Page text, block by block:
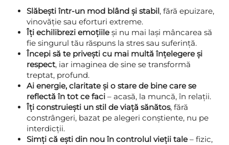
Slăbești într-un mod blând și stabil, fără epuizare,
vinovăție sau eforturi extreme.
Îți echilibrezi emoțiile și nu mai lași mâncarea să
fie singurul tău răspuns la stres sau suferință.
Începi să te privești cu mai multă înțelegere și
respect, iar imaginea de sine se transformă
treptat, profund.
Ai energie, claritate și o stare de bine care se
reflectă în tot ce faci – acasă, la muncă, în relații.
Îți construiești un stil de viață sănătos, fără
constrângeri, bazat pe alegeri conștiente, nu pe
interdicții.
Simți că ești din nou în controlul vieții tale – fizic,